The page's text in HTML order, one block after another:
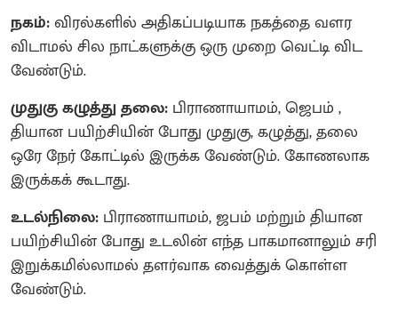
நகம்:விரல்களில் அதிகப்படியாக நகத்தை வளர
விடாமல் சில நாட்களுக்கு ஒரு முறை வெட்டி விட
வேண்டும்.
முதுகு கழுத்து தலை: பிராணாயாமம், ஜெபம் ,
தியான பயிற்சியின் போது முதுகு, கழுத்து, தலை
ஒரே நேர் கோட்டில் இருக்க வேண்டும். கோணலாக
இருக்கக் கூடாது.
உடல்நிலை: பிராணாயாமம், ஜபம் மற்றும் தியான
பயிற்சியின் போது உடலின் எந்த பாகமானாலும் சரி
இறுக்கமில்லாமல் தளர்வாக வைத்துக் கொள்ள
வேண்டும்.